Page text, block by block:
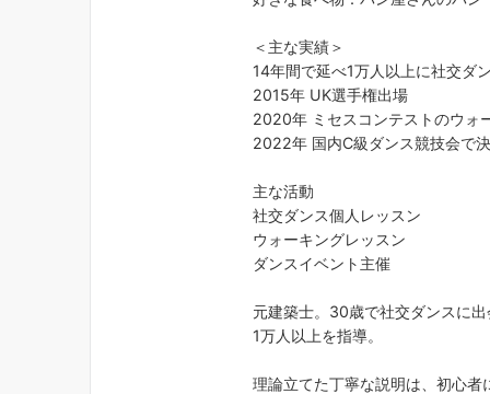
＜主な実績＞
14年間で延べ1万人以上に社交ダ
2015年 UK選手権出場
2020年 ミセスコンテストのウォ
2022年 国内C級ダンス競技会で
主な活動
社交ダンス個人レッスン
ウォーキングレッスン
ダンスイベント主催
元建築士。30歳で社交ダンスに
1万人以上を指導。
理論立てた丁寧な説明は、初心